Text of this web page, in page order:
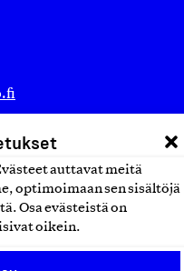
auttavat meitä
optimoimaan sen sisältöjä
Osa evästeistä on
oikein.